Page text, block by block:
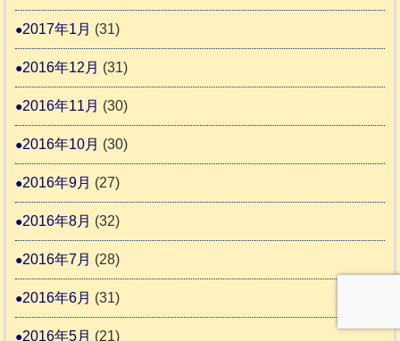
2017年1月 (31)
2016年12月 (31)
2016年11月 (30)
2016年10月 (30)
2016年9月 (27)
2016年8月 (32)
2016年7月 (28)
2016年6月 (31)
2016年5月 (21)